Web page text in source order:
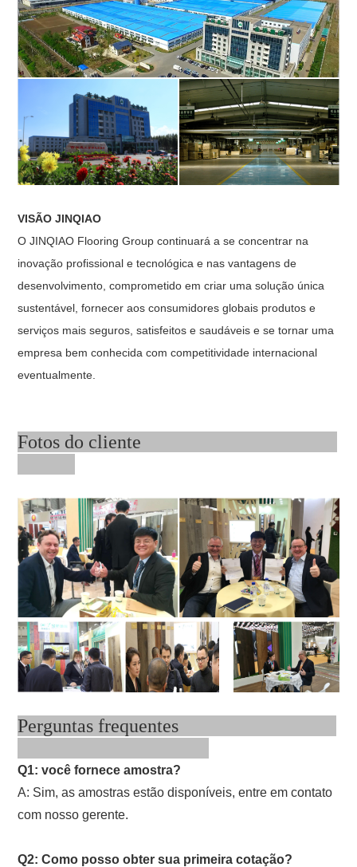
VISÃO JINQIAO
O JINQIAO Flooring Group continuará a se concentrar na
inovação profissional e tecnológica e nas vantagens de
desenvolvimento, comprometido em criar uma solução única
sustentável, fornecer aos consumidores globais produtos e
serviços mais seguros, satisfeitos e saudáveis ​​e se tornar uma
empresa bem conhecida com competitividade internacional
eventualmente.
Fotos do cliente
Perguntas frequentes
Q1: você fornece amostra?
A: Sim, as amostras estão disponíveis, entre em contato
com nosso gerente.
Q2: Como posso obter sua primeira cotação?